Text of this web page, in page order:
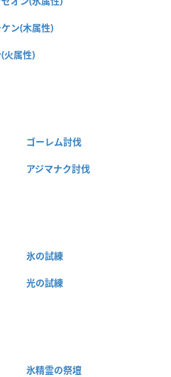
ン(木属性)
火属性)
ゴーレム討伐
アジマナク討伐
氷の試練
光の試練
氷精霊の祭壇